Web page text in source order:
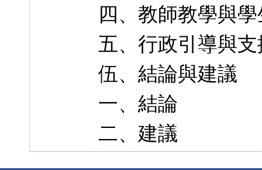
四、教師教學與
五、行政引導與
伍、結論與建議
一、結論
二、建議